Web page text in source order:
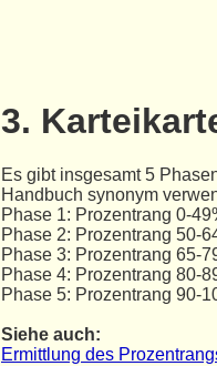
3.
Es gibt insgesamt 5
Handbuch synonym
Phase 1: Prozentrang 0-
Phase 2: Prozentrang 50-
Phase 3: Prozentrang 65-
Phase 4: Prozentrang 80-
Phase 5: Prozentrang 90-
Siehe auch:
Ermittlung des